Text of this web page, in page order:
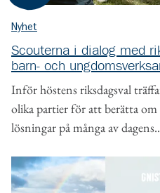
Nyhet
Scouterna i dialog med
barn- och
Inför höstens riksdagsval
olika partier för att berätta
lösningar på många av